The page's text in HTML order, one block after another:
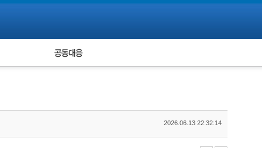
피해자 공동대응
2026.06.13 22:32:14